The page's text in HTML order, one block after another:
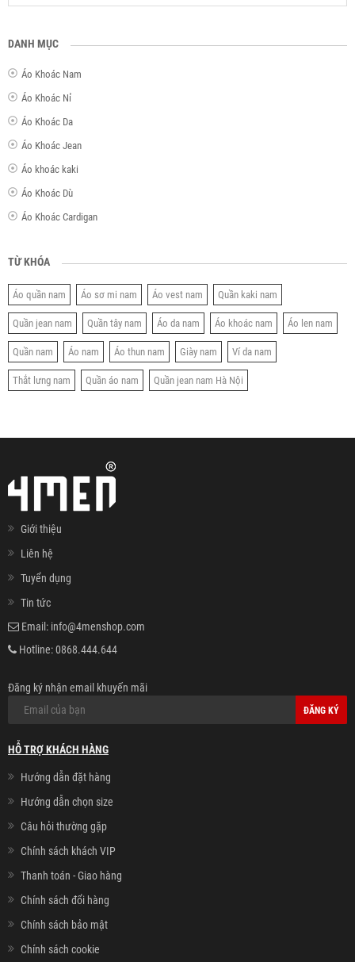
DANH MỤC
Áo Khoác Nam
Áo Khoác Nỉ
Áo Khoác Da
Áo Khoác Jean
Áo khoác kaki
Áo Khoác Dù
Áo Khoác Cardigan
TỪ KHÓA
Áo quần nam Áo sơ mi nam Áo vest nam Quần kaki nam
Quần jean nam Quần tây nam Áo da nam Áo khoác nam Áo len nam
Quần nam Áo nam Áo thun nam Giày nam Ví da nam
Thắt lưng nam Quần áo nam Quần jean nam Hà Nội
Giới thiệu
Liên hệ
Tuyển dụng
Tin tức
Email: info@4menshop.com
Hotline:0868.444.644
Đăng ký nhận email khuyến mãi
ĐĂNG KÝ
HỖ TRỢ KHÁCH HÀNG
Hướng dẫn đặt hàng
Hướng dẫn chọn size
Câu hỏi thường gặp
Chính sách khách VIP
Thanh toán - Giao hàng
Chính sách đổi hàng
Chính sách bảo mật
Chính sách cookie